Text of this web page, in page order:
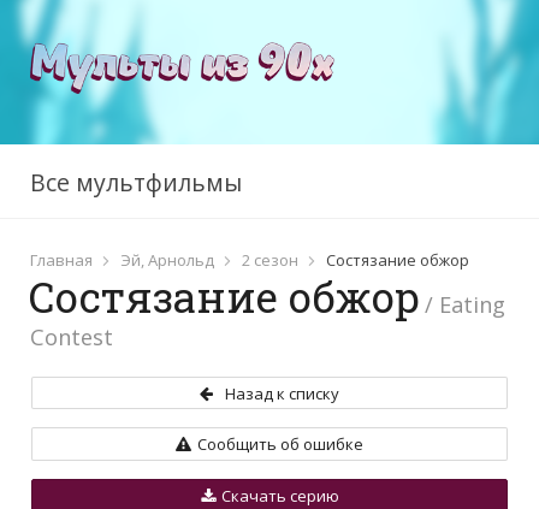
Все мультфильмы
Главная Эй, Арнольд 2 сезон Состязание обжор
Состязание обжор / Eating
Contest
Назад к списку
Сообщить об ошибке
Скачать серию